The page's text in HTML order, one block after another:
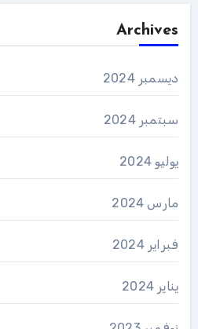
Archives
ديسمبر 2024
سبتمبر 2024
يوليو 2024
مارس 2024
فبراير 2024
يناير 2024